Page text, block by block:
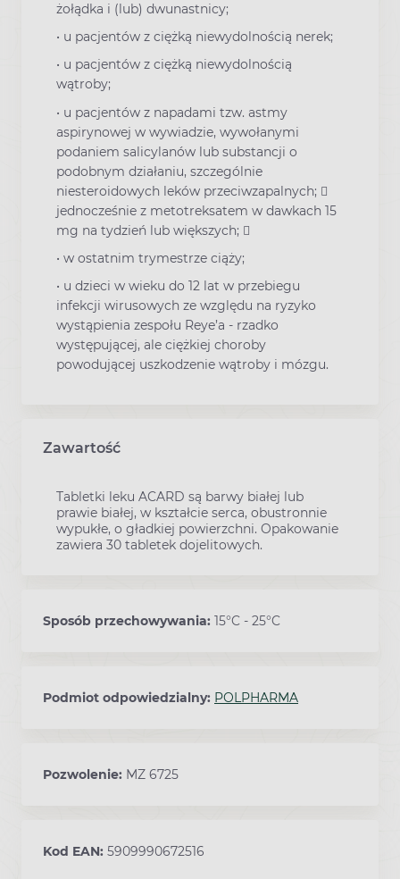
żołądka i (lub) dwunastnicy;
• u pacjentów z ciężką niewydolnością nerek;
• u pacjentów z ciężką niewydolnością
wątroby;
• u pacjentów z napadami tzw. astmy
aspirynowej w wywiadzie, wywołanymi
podaniem salicylanów lub substancji o
podobnym działaniu, szczególnie
niesteroidowych leków przeciwzapalnych; 
jednocześnie z metotreksatem w dawkach 15
mg na tydzień lub większych; 
• w ostatnim trymestrze ciąży;
• u dzieci w wieku do 12 lat w przebiegu
infekcji wirusowych ze względu na ryzyko
wystąpienia zespołu Reye’a - rzadko
występującej, ale ciężkiej choroby
powodującej uszkodzenie wątroby i mózgu.
Zawartość
Tabletki leku ACARD są barwy białej lub
prawie białej, w kształcie serca, obustronnie
wypukłe, o gładkiej powierzchni. Opakowanie
zawiera 30 tabletek dojelitowych.
Sposób przechowywania: 15°C - 25°C
Podmiot odpowiedzialny: POLPHARMA
Pozwolenie: MZ 6725
Kod EAN: 5909990672516